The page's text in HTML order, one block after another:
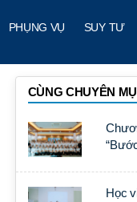
PHỤNG VỤ SUY TƯ
CÙNG CHUYÊN
Học